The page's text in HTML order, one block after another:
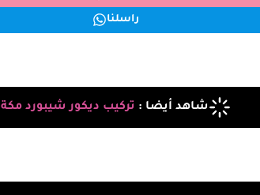
راسلنا
شاهد أيضا : تركيب ديكور شيبورد مكة